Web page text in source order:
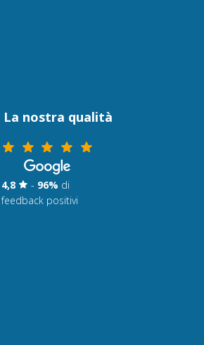
La nostra qualità
4,8 - 96% di
feedback positivi